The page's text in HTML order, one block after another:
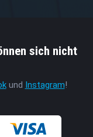
sich nicht
und Instagram!